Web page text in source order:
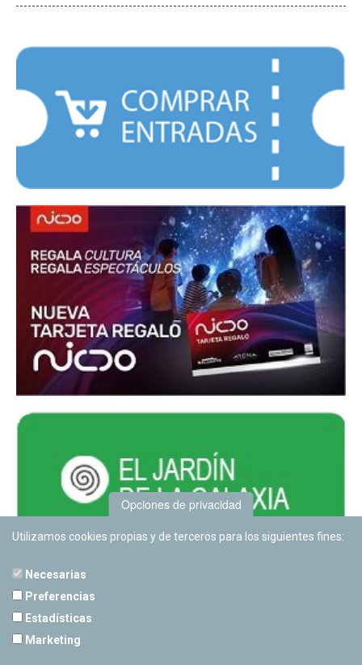
Opciones de privacidad
Utilizamos cookies propias y de terceros para los siguientes fines:
Necesarias
Preferencias
Estadísticas
Marketing